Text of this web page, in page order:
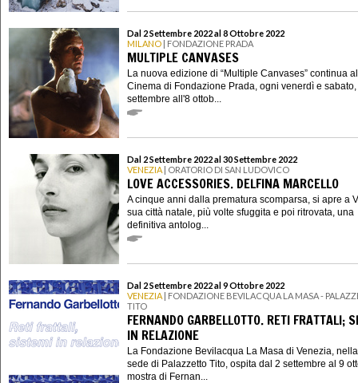
Dal 2 Settembre 2022 al 8 Ottobre 2022
MILANO | FONDAZIONE PRADA
MULTIPLE CANVASES
La nuova edizione di “Multiple Canvases” continua al
Cinema di Fondazione Prada, ogni venerdì e
settembre all'8 ottob...
Dal 2 Settembre 2022 al 30 Settembre 2022
VENEZIA | ORATORIO DI SAN LUDOVICO
LOVE ACCESSORIES. DELFINA MARCELLO
A cinque anni dalla prematura scomparsa, si apre a
sua città natale, più volte sfuggita e poi ritrovata, una
definitiva antolog...
Dal 2 Settembre 2022 al 9 Ottobre 2022
VENEZIA | FONDAZIONE BEVILACQUA LA MASA -
TITO
FERNANDO GARBELLOTTO. RETI FRATTALI;
IN RELAZIONE
La Fondazione Bevilacqua La Masa di Venezia,
sede di Palazzetto Tito, ospita dal 2 settembre al 9
mostra di Fernan...